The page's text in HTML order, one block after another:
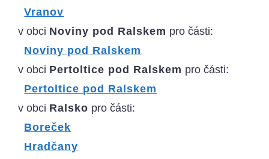
Vranov
v obci Noviny pod Ralskem pro části:
Noviny pod Ralskem
v obci Pertoltice pod Ralskem pro části:
Pertoltice pod Ralskem
v obci Ralsko pro části:
Boreček
Hradčany